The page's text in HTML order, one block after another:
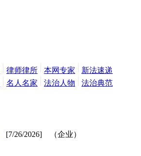
律师律所 本网专家
新法速递
名人名家 法治人物
法治典范
[7/26/2026] （企业）